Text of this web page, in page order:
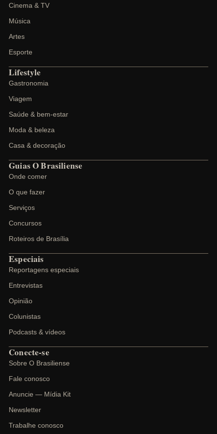
Cinema & TV
Música
Artes
Esporte
Lifestyle
Gastronomia
Viagem
Saúde & bem-estar
Moda & beleza
Casa & decoração
Guias O Brasiliense
Onde comer
O que fazer
Serviços
Concursos
Roteiros de Brasília
Especiais
Reportagens especiais
Entrevistas
Opinião
Colunistas
Podcasts & vídeos
Conecte-se
Sobre O Brasiliense
Fale conosco
Anuncie — Mídia Kit
Newsletter
Trabalhe conosco